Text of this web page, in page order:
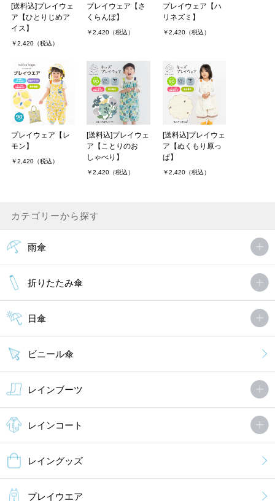
[送料込]プレイウェ
ア【ひとりじめア
イス】
￥2,420（税込）
プレイウェア【さ
くらんぼ】
￥2,420（税込）
プレイウェア【ハ
リネズミ】
￥2,420（税込）
プレイウェア【レ
モン】
￥2,420（税込）
[送料込]プレイウェ
ア【ことりのお
しゃべり】
￥2,420（税込）
[送料込]プレイウェ
ア【ぬくもり原っ
ぱ】
￥2,420（税込）
カテゴリーから探す
雨傘
折りたたみ傘
日傘
ビニール傘
レインブーツ
レインコート
レイングッズ
プレイウエア